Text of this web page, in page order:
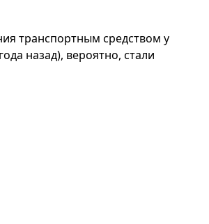
транспортным средством у
назад), вероятно, стали